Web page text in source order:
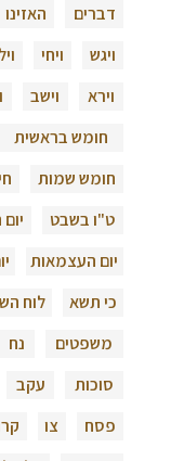
דברים
האזינו
ויגש
ויחי
וירא
וישב
חומש בראשית
חומש שמות
ט"ו בשבט
יום העצמאות
כי תשא
לוח
משפטים
נח
סוכות
עקב
פסח
צו